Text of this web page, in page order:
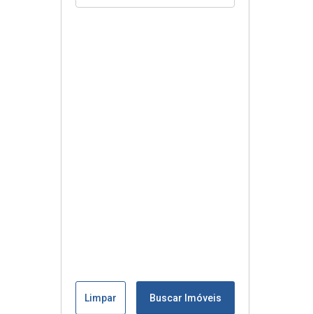
Limpar Buscar Imóveis